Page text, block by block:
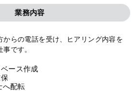
業務内容
からの電話を受け、ヒアリング内容を
です。
ース作成
へ配転